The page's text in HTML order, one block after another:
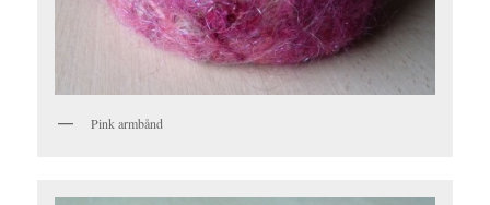
Pink armbånd